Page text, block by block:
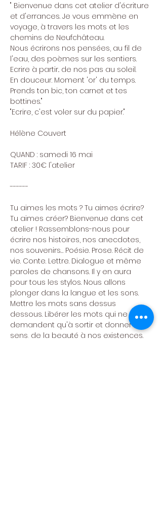
" Bienvenue dans cet atelier d'écriture
et d'errances. Je vous emmène en
voyage, à travers les mots et les
chemins de Neufchâteau.
Nous écrirons nos pensées, au fil de
l'eau, des poèmes sur les sentiers.
Ecrire à partir.. de nos pas au soleil.
En douceur. Moment 'or' du temps.
Prends ton bic, ton carnet et tes
bottines."
"Ecrire, c'est voler sur du papier."
Hélène Couvert
QUAND : samedi 16 mai
TARIF : 30€ l'atelier
------
Tu aimes les mots ? Tu aimes écrire?
Tu aimes créer? Bienvenue dans cet
atelier ! Rassemblons-nous pour
écrire nos histoires, nos anecdotes,
nos souvenirs… Poésie. Prose. Récit de
vie. Conte. Lettre. Dialogue et même
paroles de chansons. Il y en aura
pour tous les stylos. Nous allons
plonger dans la langue et les sons.
Mettre les mots sans dessus
dessous. Libérer les mots qui ne
demandent qu'à sortir et donner du
sens, de la beauté à nos existences.